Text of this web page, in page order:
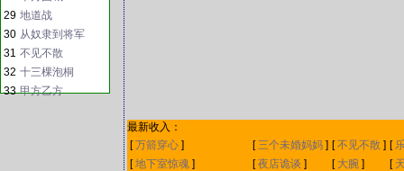
29 地道战
30 从奴隶到将军
31 不见不散
32 十三棵泡桐
33 甲方乙方
最新收入：
[万箭穿心 ] [三个未婚妈妈 ] [不见不散 ] [
[地下室惊魂 ] [夜店诡谈 ] [ 大腕 ] [